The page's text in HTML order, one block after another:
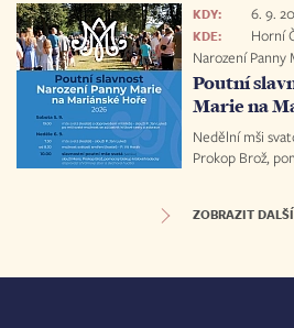
KDY: 6. 9.
KDE:
Horní
Narození
Poutní
Marie na
Nedělní mši
Prokop Brož,
ZOBRAZIT